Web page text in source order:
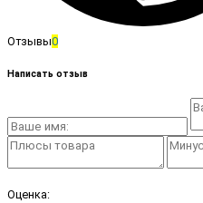
Отзывы0
Написать отзыв
Оценка: